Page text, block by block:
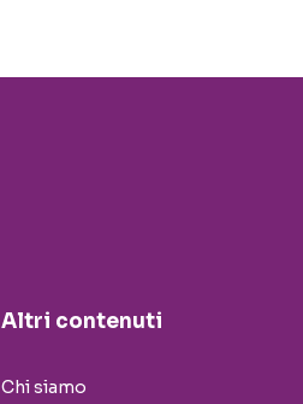
Altri contenuti
Chi siamo